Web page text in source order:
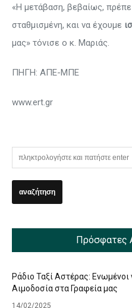
«Η μετάβαση, βεβαίως,
σταθμισμένη, και να έχουμε
μας» τόνισε ο κ. Μαριάς.
ΠΗΓΗ: ΑΠΕ-ΜΠΕ
www.ert.gr
Πρόσφατες
Ράδιο Ταξί Αστέρας:
Αιμοδοσία στα Γραφεία μας
14/02/2025